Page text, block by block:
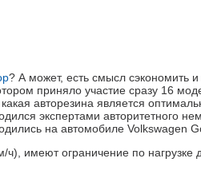
? А может, есть смысл сэкономить
приняло участие сразу 16
авторезина является
экспертами авторитетного
на автомобиле Volkswagen
имеют ограничение по нагрузке